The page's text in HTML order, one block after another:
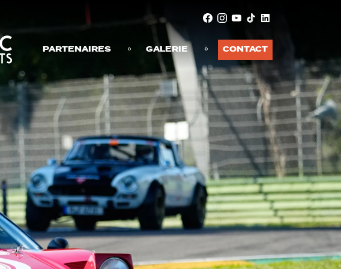
PARTENAIRES GALERIE CONTACT